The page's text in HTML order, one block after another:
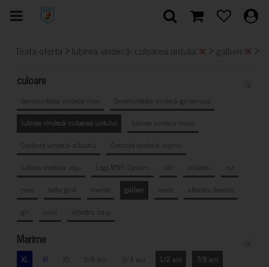
Toata oferta > Iubirea vindecă- culoarea untului > galben >
culoare
Generozitatea vindecă- mov
Generozitatea vindecă- gri cenușă
Iubirea vindecă- culoarea untului
Iubirea vindecă- maro
Credința vindecă- albastru
Credința vindecă- vișiniu
Iubirea vindecă- roșu
Logo MNF- Cyclam alb albastru
roz
mov
baby pink mentă galben verde
albastru deschis
gri
coral albastru navy
Marime
XL M XS 5/6 ani 3/4 ani 1/2 ani
7/8 ani